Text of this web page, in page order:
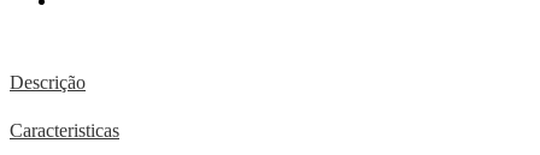
Descrição
Caracteristicas